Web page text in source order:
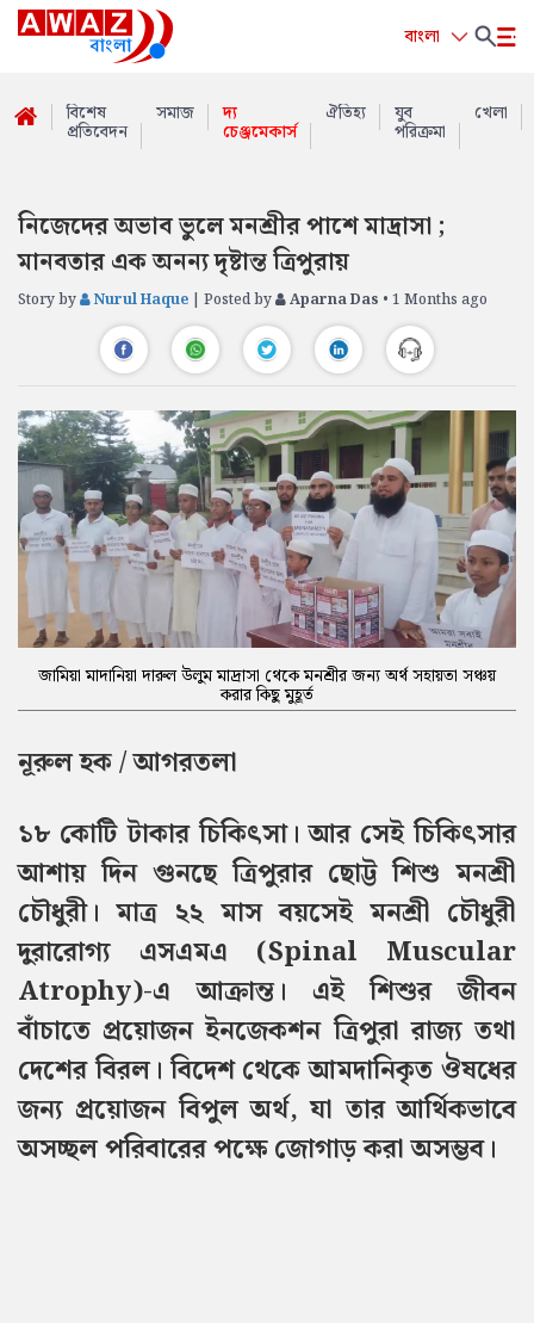
বাংলা
বিশেষ
প্রতিবেদন
সমাজ দ্য
চেঞ্জমেকার্স
ঐতিহ্য যুব
পরিক্রমা
খেলা
নিজেদের অভাব ভুলে মনশ্রীর পাশে মাদ্রাসা ;
মানবতার এক অনন্য দৃষ্টান্ত ত্রিপুরায়
Story by Nurul Haque | Posted by Aparna Das • 1 Months ago
জামিয়া মাদানিয়া দারুল উলুম মাদ্রাসা থেকে মনশ্রীর জন্য অর্থ সহায়তা সঞ্চয়
করার কিছু মুহূর্ত
নূরুল হক / আগরতলা
১৮ কোটি টাকার চিকিৎসা। আর সেই চিকিৎসার
আশায় দিন গুনছে ত্রিপুরার ছোট্ট শিশু মনশ্রী
চৌধুরী। মাত্র ২২ মাস বয়সেই মনশ্রী চৌধুরী
দুরারোগ্য এসএমএ (Spinal Muscular
Atrophy)-এ আক্রান্ত। এই শিশুর জীবন
বাঁচাতে প্রয়োজন ইনজেকশন ত্রিপুরা রাজ্য তথা
দেশের বিরল। বিদেশ থেকে আমদানিকৃত ঔষধের
জন্য প্রয়োজন বিপুল অর্থ, যা তার আর্থিকভাবে
অসচ্ছল পরিবারের পক্ষে জোগাড় করা অসম্ভব।